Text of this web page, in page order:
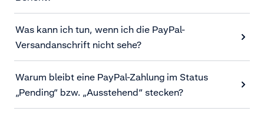
Was kann ich tun, wenn ich die PayPal-
Versandanschrift nicht sehe?
Warum bleibt eine PayPal-Zahlung im Status
„Pending“ bzw. „Ausstehend“ stecken?